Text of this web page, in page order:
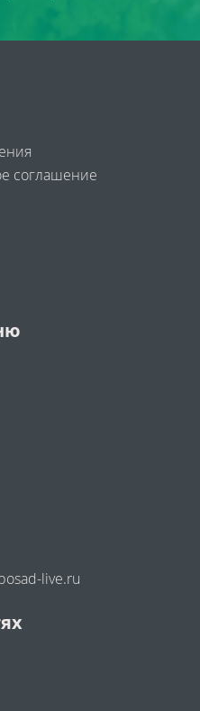
соглашение
live.ru